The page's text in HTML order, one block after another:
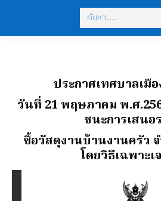
Search:
ประกาศเทศบาลเมื
วันที่ 21 พฤษภาคม พ.ศ
ชนะการเสนอ
ซื้อวัสดุงานบ้านงานครัว
โดยวิธีเฉพาะเ